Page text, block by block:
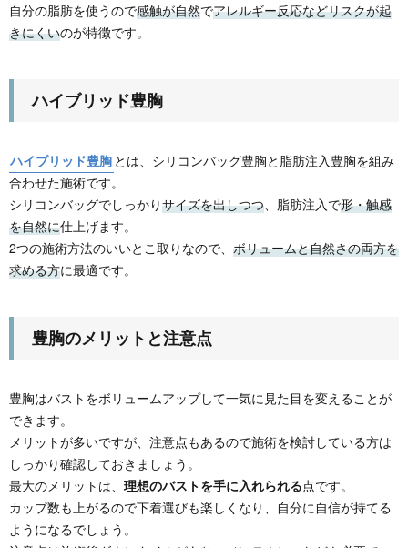
自分の脂肪を使うので感触が自然でアレルギー反応などリスクが起
きにくいのが特徴です。
ハイブリッド豊胸
ハイブリッド豊胸 とは、シリコンバッグ豊胸と脂肪注入豊胸を組み
合わせた施術です。
シリコンバッグでしっかりサイズを出しつつ、脂肪注入で形・触感
を自然に仕上げます。
2つの施術方法のいいとこ取りなので、 ボリュームと自然さの両方を
求める方に最適です。
豊胸のメリットと注意点
豊胸はバストをボリュームアップして一気に見た目を変えることが
できます。
メリットが多いですが、注意点もあるので施術を検討している方は
しっかり確認しておきましょう。
最大のメリットは、 理想のバストを手に入れられる点です。
カップ数も上がるので下着選びも楽しくなり、自分に自信が持てる
ようになるでしょう。